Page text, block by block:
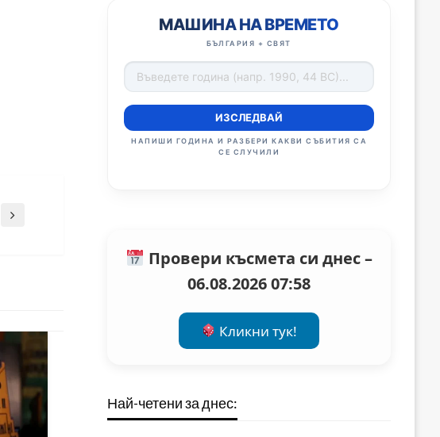
МАШИНА НА ВРЕМЕТО
БЪЛГАРИЯ + СВЯТ
ИЗСЛЕДВАЙ
НАПИШИ ГОДИНА И РАЗБЕРИ КАКВИ СЪБИТИЯ СА
СЕ СЛУЧИЛИ
Провери късмета си днес –
06.08.2026 07:58
Кликни тук!
Най-четени за днес: